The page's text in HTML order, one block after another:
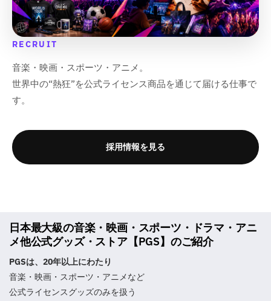
RECRUIT
音楽・映画・スポーツ・アニメ。
世界中の“熱狂”を公式ライセンス商品を通じて届ける仕事で
す。
採用情報を見る
日本最大級の音楽・映画・スポーツ・ドラマ・アニ
メ他公式グッズ・ストア【PGS】のご紹介
PGSは、20年以上にわたり
音楽・映画・スポーツ・アニメなど
公式ライセンスグッズのみを扱う